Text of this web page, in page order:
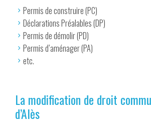
Permis de construire (PC)
Déclarations Préalables (DP)
Permis de démolir (PD)
Permis d’aménager (PA)
etc.
La modification de droit
d’Alès